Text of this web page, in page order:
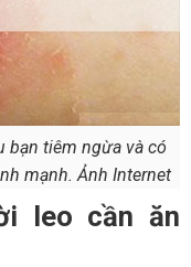
bạn tiêm ngừa và có
mạnh. Ảnh Internet
leo cần ăn